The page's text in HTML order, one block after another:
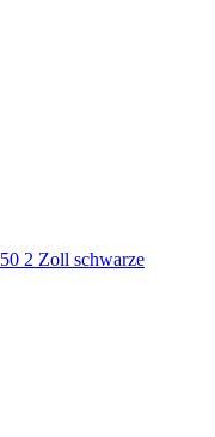
2 Zoll schwarze